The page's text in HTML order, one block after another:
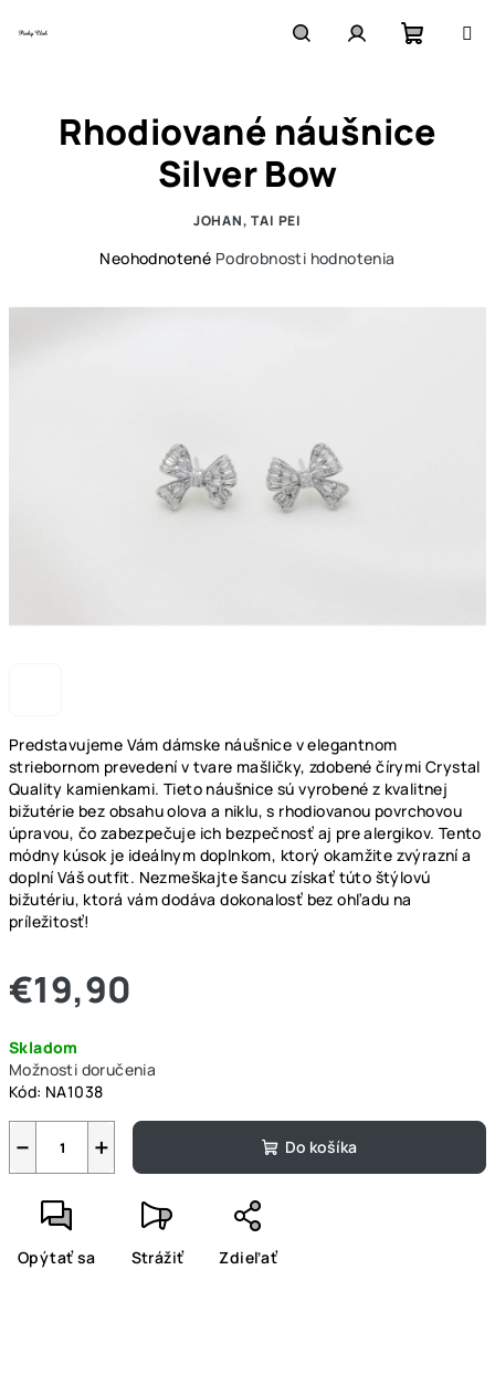
košík
Predstavujeme Vám dámske náušnice v elegantnom
striebornom prevedení v tvare mašličky, zdobené čírymi Crystal
Quality kamienkami. Tieto náušnice sú vyrobené z kvalitnej
bižutérie bez obsahu olova a niklu, s rhodiovanou povrchovou
úpravou, čo zabezpečuje ich bezpečnosť aj pre alergikov. Tento
módny kúsok je ideálnym doplnkom, ktorý okamžite zvýrazní a
doplní Váš outfit. Nezmeškajte šancu získať túto štýlovú
bižutériu, ktorá vám dodáva dokonalosť bez ohľadu na
príležitosť!
€19,90
cena:
Skladom
Možnosti doručenia
Kód: NA1038
+
− Do košíka
Opýtať sa Strážiť Zdieľať
Rhodiované náušnice
Silver Bow
JOHAN, TAI PEI
Priemerné
Neohodnotené Podrobnosti hodnotenia